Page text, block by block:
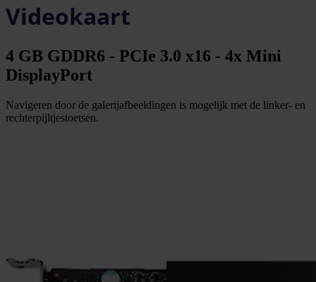
Videokaart
4 GB GDDR6 - PCIe 3.0 x16 - 4x Mini
DisplayPort
Navigeren door de galerijafbeeldingen is mogelijk met de linker- en
rechterpijltjestoetsen.